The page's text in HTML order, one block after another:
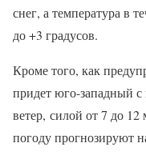
снег, а температура в
до +3 градусов.
Кроме того, как
придет юго-западный с
ветер, силой от 7 до
погоду прогнозируют